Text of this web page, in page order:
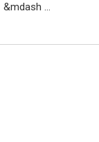
&mdash …